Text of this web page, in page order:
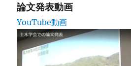
送
り
論文発表動画
YouTube動画